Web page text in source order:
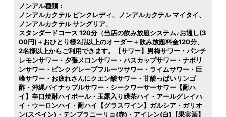
ノンアル種類：
ノンアルカクテル ピンクレディ
ノンアルカクテル マイタイ
ノンアルカクテル サングリア
スタンダードコース 120分（当店の飲み放題システム♪お通し(3
00円)＋おひとり様2品以上のオーダー＋飲み放題料金120分
2名様以上からご利用できます。【サワー】男梅サワー・パンチ
レモンサワー・夕張メロンサワー・ハスカップサワー・ナポリ
ンサワー・ピンクグレープフルーツサワー・ライムサワー・巨
峰サワー・お疲れさんにクエン酸サワー・甘酸っぱいリンゴ
酢・沖縄パイナップルサワー・シークワーサーサワー【酎ハ
イ】辛口焼酎ハイボール・玉露入り緑茶ハイ・アールグレイハ
イ・ウーロンハイ・酎ハイ【グラスワイン】ガルシア・ガリオ
ン(スペイン)・テンプラニーリョ(赤)・アイレン(白)【果実酒】